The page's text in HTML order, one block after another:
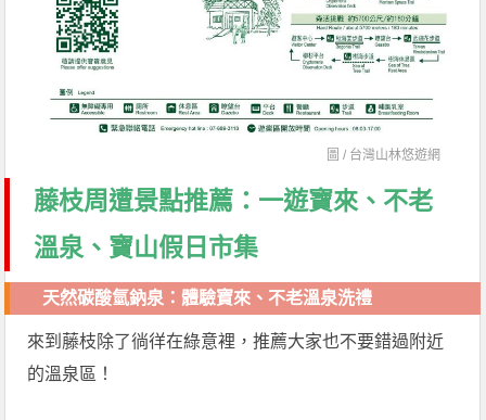
圖 / 台灣山林悠遊網
藤枝周遭景點推薦：一遊寶來、不老
溫泉、寶山假日市集
天然碳酸氫鈉泉：體驗寶來、不老溫泉洗禮
來到藤枝除了徜徉在綠意裡，推薦大家也不要錯過附近
的溫泉區！